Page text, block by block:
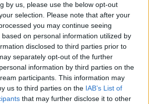
by us, please use the below opt-out
selection. Please note that after your
you may continue seeing
on personal information utilized by
disclosed to third parties prior to
separately opt-out of the further
information by third parties on the
participants. This information may
us to third parties on the IAB’s List of
that may further disclose it to other
risque de la surcharger.
pièce: il est important de choisir un
avec le style de la pièce. Un
sera parfait pour un intérieur
qu’un tapis ethnique sera parfait
bohème.
et les motifs: il est important de
qui vous plaît. Les couleurs et les